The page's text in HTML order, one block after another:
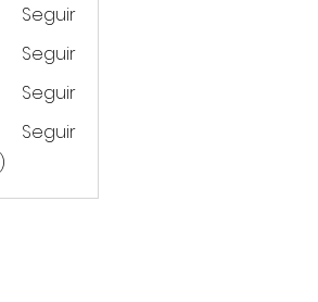
Seguir
Seguir
Seguir
Seguir